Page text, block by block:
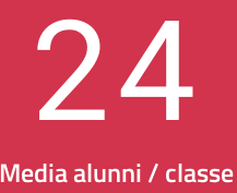
24
Media alunni / classe